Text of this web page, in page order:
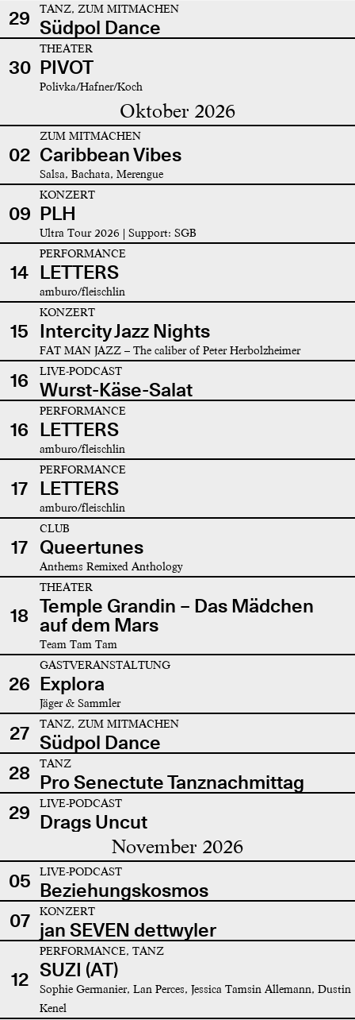
29 TANZ, ZUM MITMACHEN
Südpol Dance
30
THEATER
PIVOT
Polivka/Hafner/Koch
Oktober 2026
02
ZUM MITMACHEN
Caribbean Vibes
Salsa, Bachata, Merengue
09
KONZERT
PLH
Ultra Tour 2026 | Support: SGB
14
PERFORMANCE
LETTERS
amburo/fleischlin
15
KONZERT
Intercity Jazz Nights
FAT MAN JAZZ – The caliber of Peter Herbolzheimer
16 LIVE-PODCAST
Wurst-Käse-Salat
16
PERFORMANCE
LETTERS
amburo/fleischlin
17
PERFORMANCE
LETTERS
amburo/fleischlin
17
CLUB
Queertunes
Anthems Remixed Anthology
18
THEATER
Temple Grandin – Das Mädchen
auf dem Mars
Team Tam Tam
26
GASTVERANSTALTUNG
Explora
Jäger & Sammler
27 TANZ, ZUM MITMACHEN
Südpol Dance
28
TANZ
Pro Senectute Tanznachmittag
29
LIVE-PODCAST
Drags Uncut
November 2026
05 LIVE-PODCAST
Beziehungskosmos
07
KONZERT
jan SEVEN dettwyler
12
PERFORMANCE, TANZ
SUZI (AT)
Sophie Germanier, Lan Perces, Jessica Tamsin Allemann, Dustin
Kenel